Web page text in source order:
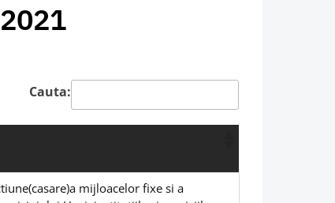
Cauta:
mijloacelor fixe si a